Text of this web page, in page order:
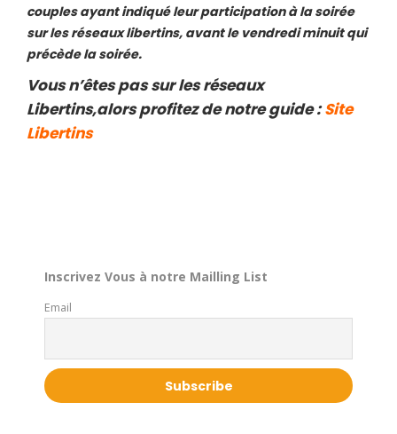
couples ayant indiqué leur participation à la soirée
sur les réseaux libertins, avant le vendredi minuit qui
précède la soirée.
Vous n’êtes pas sur les réseaux
Libertins,alors profitez de notre guide :Site
Libertins
Inscrivez Vous à notre Mailling List
Email